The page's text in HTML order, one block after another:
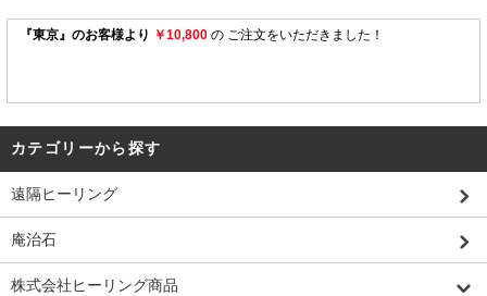
カテゴリーから探す
遠隔ヒーリング
庵治石
株式会社ヒーリング商品